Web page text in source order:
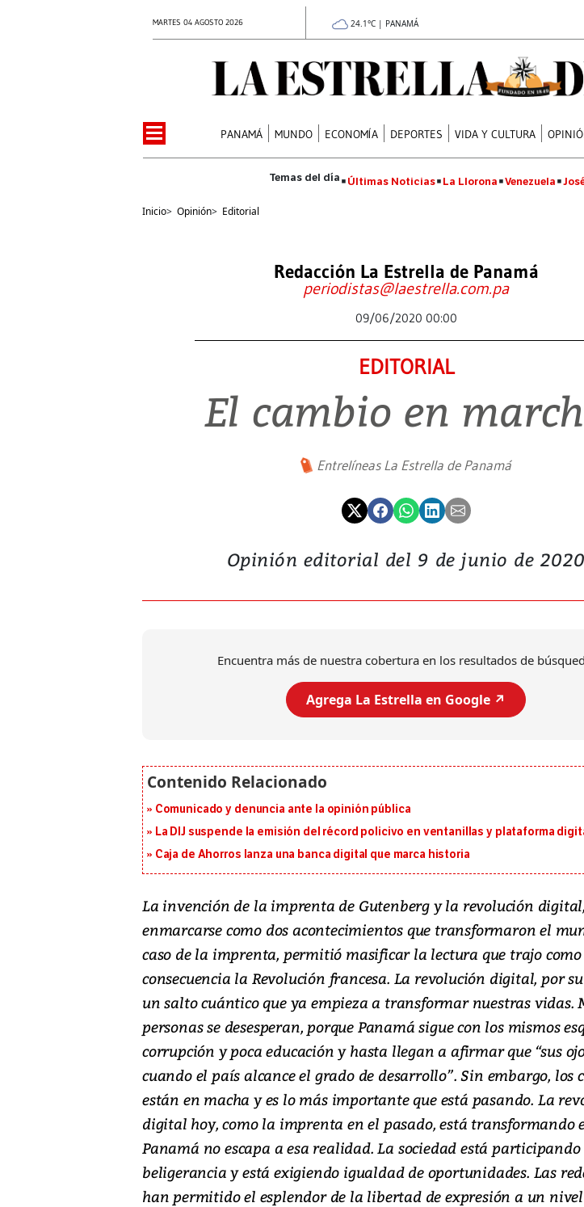
MARTES 04 AGOSTO 2026 24.1°C | PANAMÁ
PANAMÁ MUNDO ECONOMÍA DEPORTES VIDA Y CULTURA
Últimas Noticias La Llorona Venezuela
Inicio> Opinión> Editorial
Redacción La Estrella de Panamá
periodistas@laestrella.com.pa
09/06/2020 00:00
EDITORIAL
El cambio en
Entrelíneas La Estrella de Panamá
Opinión editorial del 9 de junio de 2020
Encuentra más de nuestra cobertura en los resultados de
Agrega La Estrella en Google ↗️
Comunicado y denuncia ante la opinión pública
La DIJ suspende la emisión del récord policivo en ventanillas y plataforma
Caja de Ahorros lanza una banca digital que marca historia
La invención de la imprenta de Gutenberg y la revolución
enmarcarse como dos acontecimientos que transformaron el
caso de la imprenta, permitió masificar la lectura que trajo como
consecuencia la Revolución francesa. La revolución digital, por
un salto cuántico que ya empieza a transformar nuestras vidas.
personas se desesperan, porque Panamá sigue con los mismos
corrupción y poca educación y hasta llegan a afirmar que “sus
cuando el país alcance el grado de desarrollo”. Sin embargo, los
están en macha y es lo más importante que está pasando. La
digital hoy, como la imprenta en el pasado, está transformando
Panamá no escapa a esa realidad. La sociedad está
beligerancia y está exigiendo igualdad de oportunidades. Las
han permitido el esplendor de la libertad de expresión a un